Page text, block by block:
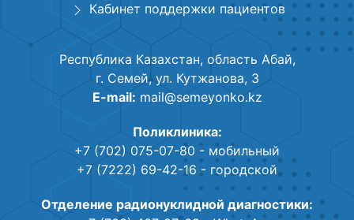
Кабинет поддержки пациентов
Республика Казахстан, область Абай,
г. Семей, ул. Кутжанова, 3
E-mail: mail@semeyonko.kz
Поликлиника:
+7 (702) 075-07-80 - мобильный
+7 (7222) 69-42-16 - городской
Отделение радионуклидной диагностики: